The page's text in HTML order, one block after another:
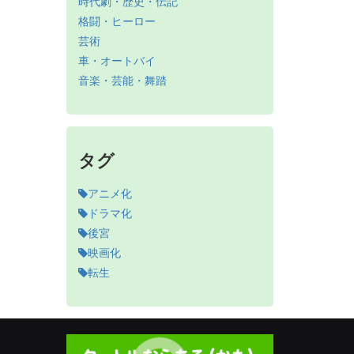
格闘・ヒーロー
芸術
車・オートバイ
音楽・芸能・舞踏
タグ
アニメ化
ドラマ化
後宮
映画化
転生